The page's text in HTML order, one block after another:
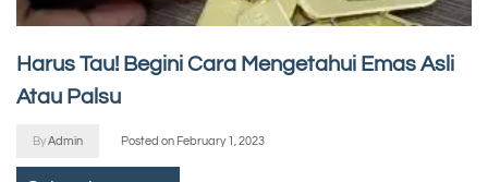
Harus Tau! Begini Cara Mengetahui Emas Asli
Atau Palsu
ByAdmin Posted on February 1, 2023